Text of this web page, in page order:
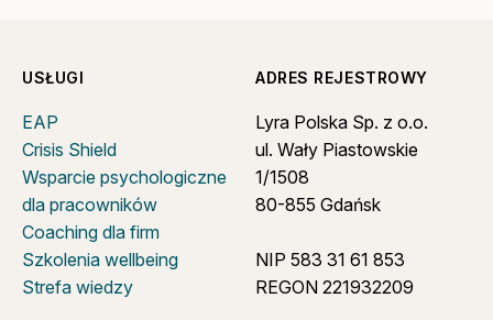
USŁUGI
EAP
Crisis Shield
Wsparcie psychologiczne
dla pracowników
Coaching dla firm
Szkolenia wellbeing
Strefa wiedzy
ADRES REJESTROWY
Lyra Polska Sp. z o.o.
ul. Wały Piastowskie
1/1508
80-855 Gdańsk
NIP 583 31 61 853
REGON 221932209